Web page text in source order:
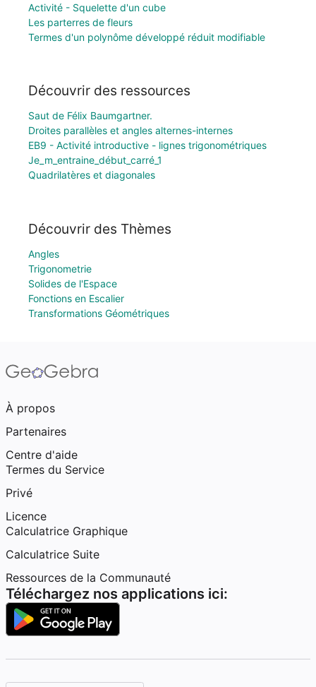
Activité - Squelette d'un cube
Les parterres de fleurs
Termes d'un polynôme développé réduit modifiable
Découvrir des ressources
Saut de Félix Baumgartner.
Droites parallèles et angles alternes-internes
EB9 - Activité introductive - lignes trigonométriques
Je_m_entraine_début_carré_1
Quadrilatères et diagonales
Découvrir des Thèmes
Angles
Trigonometrie
Solides de l'Espace
Fonctions en Escalier
Transformations Géométriques
À propos
Partenaires
Centre d'aide
Termes du Service
Privé
Licence
Calculatrice Graphique
Calculatrice Suite
Ressources de la Communauté
Téléchargez nos applications ici: